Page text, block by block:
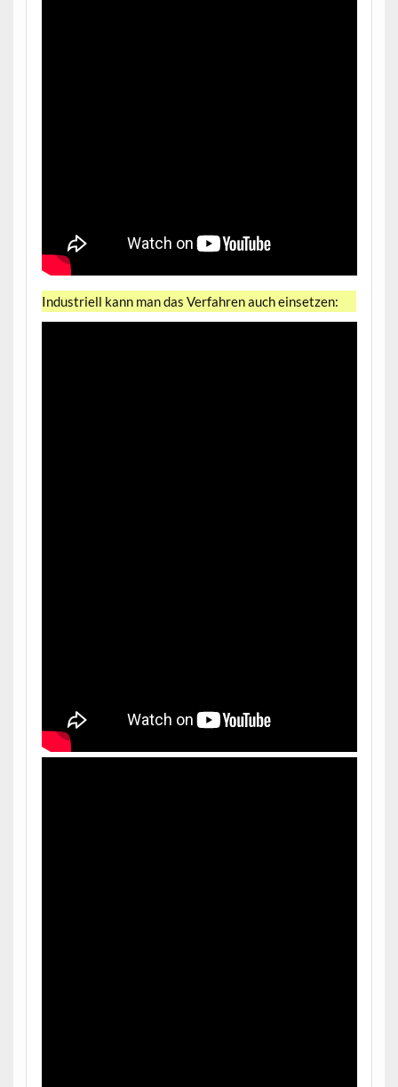
Industriell kann man das Verfahren auch einsetzen: